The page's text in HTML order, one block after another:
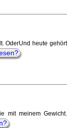
OderUnd heute gehört
mit meinem Gewicht.